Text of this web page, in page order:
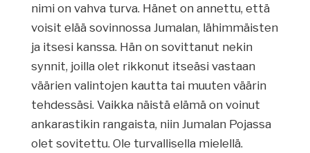
nimi on vahva turva. Hänet on annettu, että
voisit elää sovinnossa Jumalan, lähimmäisten
ja itsesi kanssa. Hän on sovittanut nekin
synnit, joilla olet rikkonut itseäsi vastaan
väärien valintojen kautta tai muuten väärin
tehdessäsi. Vaikka näistä elämä on voinut
ankarastikin rangaista, niin Jumalan Pojassa
olet sovitettu. Ole turvallisella mielellä.